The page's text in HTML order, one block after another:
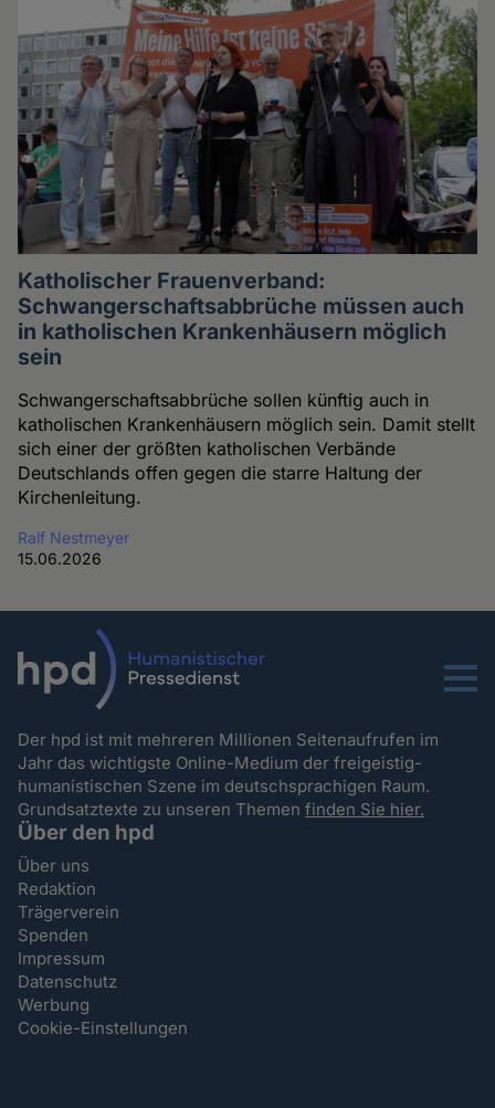
Katholischer Frauenverband:
Schwangerschaftsabbrüche müssen auch
in katholischen Krankenhäusern möglich
sein
Schwangerschaftsabbrüche sollen künftig auch in
katholischen Krankenhäusern möglich sein. Damit stellt
sich einer der größten katholischen Verbände
Deutschlands offen gegen die starre Haltung der
Kirchenleitung.
Ralf Nestmeyer
15.06.2026
Menu
Der hpd ist mit mehreren Millionen Seitenaufrufen im
Jahr das wichtigste Online-Medium der freigeistig-
humanistischen Szene im deutschsprachigen Raum.
Grundsatztexte zu unseren Themenfinden Sie hier.
Über den hpd
Über uns
Redaktion
Trägerverein
Spenden
Impressum
Datenschutz
Werbung
Cookie-Einstellungen